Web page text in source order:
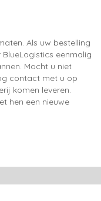
Als uw bestelling
eenmalig
Mocht u niet
contact met u op
komen leveren.
hen een nieuwe